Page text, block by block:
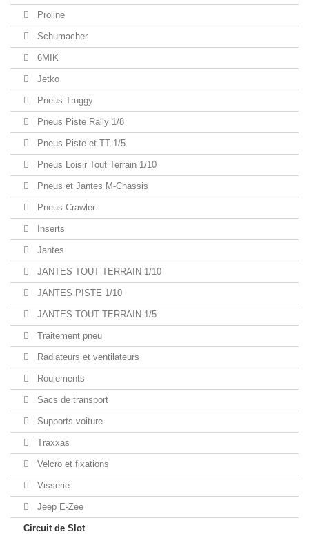
Proline
Schumacher
6MIK
Jetko
Pneus Truggy
Pneus Piste Rally 1/8
Pneus Piste et TT 1/5
Pneus Loisir Tout Terrain 1/10
Pneus et Jantes M-Chassis
Pneus Crawler
Inserts
Jantes
JANTES TOUT TERRAIN 1/10
JANTES PISTE 1/10
JANTES TOUT TERRAIN 1/5
Traitement pneu
Radiateurs et ventilateurs
Roulements
Sacs de transport
Supports voiture
Traxxas
Velcro et fixations
Visserie
Jeep E-Zee
Circuit de Slot